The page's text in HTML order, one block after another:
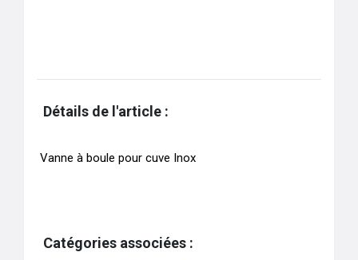
Détails de l'article :
Catégories associées :